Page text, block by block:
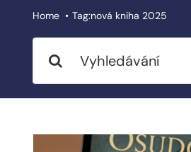
SLUŽBY
MY ACCOUNT
Home Tag:nová kniha 2025
for: